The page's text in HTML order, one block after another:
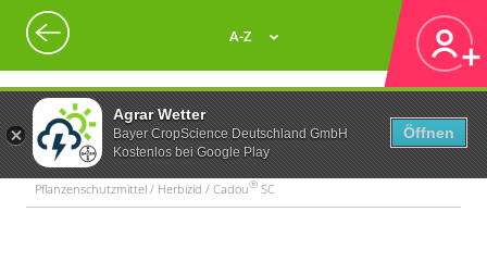
Agrar Wetter
Bayer CropScience Deutschland GmbH
Kostenlos bei Google Play
Öffnen
A-Z
Pflanzenschutzmittel / Herbizid / Cadou® SC